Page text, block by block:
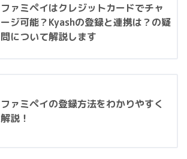
ファミペイはクレジットカードでチャ
ージ可能？Kyashの登録と連携は？の疑
問について解説します
ファミペイの登録方法をわかりやすく
解説！